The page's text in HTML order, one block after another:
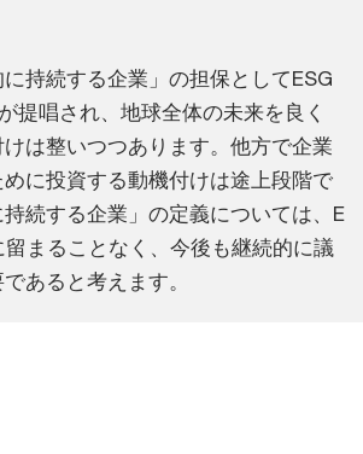
持続する企業」の担保としてESG
提唱され、地球全体の未来を良く
は整いつつあります。他方で企業
に投資する動機付けは途上段階で
続する企業」の定義については、E
まることなく、今後も継続的に議
あると考えます。